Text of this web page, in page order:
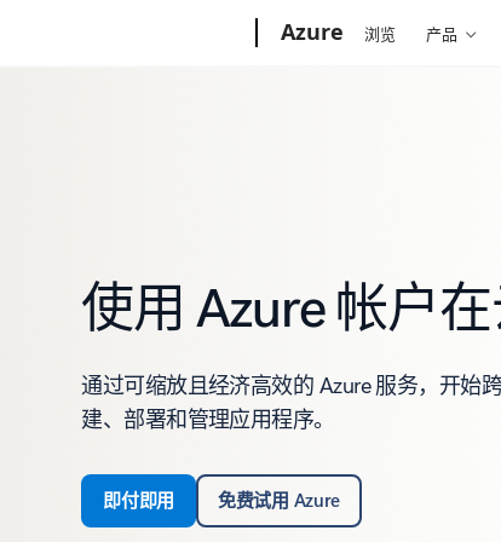
Azure 浏览 产品
使用 Azure 帐户
通过可缩放且经济高效的 Azure 服务，开始
建、部署和管理应用程序。
即付即用 免费试用 Azure